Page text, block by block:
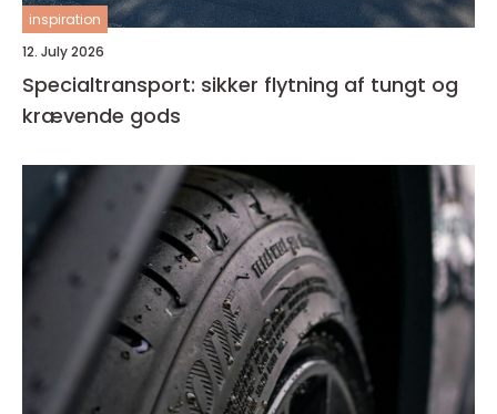
inspiration
12. July 2026
Specialtransport: sikker flytning af tungt og
krævende gods